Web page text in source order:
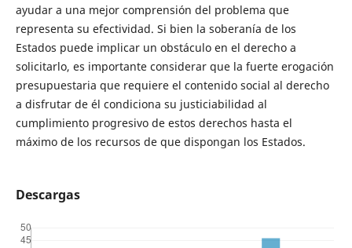
ayudar a una mejor comprensión del problema que
representa su efectividad. Si bien la soberanía de los
Estados puede implicar un obstáculo en el derecho a
solicitarlo, es importante considerar que la fuerte erogación
presupuestaria que requiere el contenido social al derecho
a disfrutar de él condiciona su justiciabilidad al
cumplimiento progresivo de estos derechos hasta el
máximo de los recursos de que dispongan los Estados.
Descargas